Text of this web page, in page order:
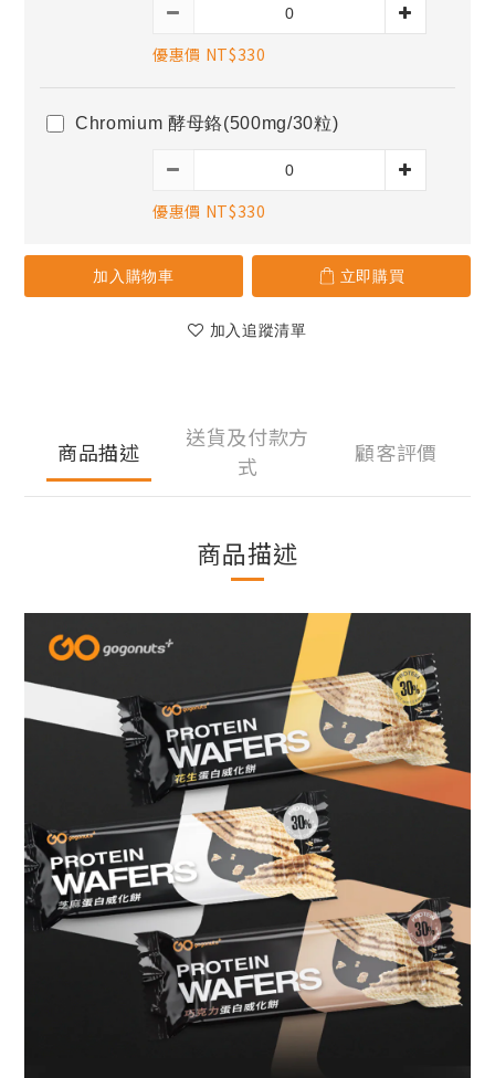
優惠價 NT$330
Chromium 酵母鉻(500mg/30粒)
優惠價 NT$330
加入購物車 立即購買
加入追蹤清單
商品描述
送貨及付款方
式
顧客評價
商品描述